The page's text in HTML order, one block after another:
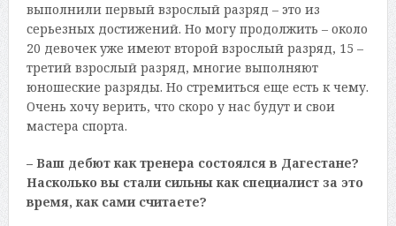
выполнили первый взрослый разряд – это из
серьезных достижений. Но могу продолжить – около
20 девочек уже имеют второй взрослый разряд, 15 –
третий взрослый разряд, многие выполняют
юношеские разряды. Но стремиться еще есть к чему.
Очень хочу верить, что скоро у нас будут и свои
мастера спорта.
– Ваш дебют как тренера состоялся в Дагестане?
Насколько вы стали сильны как специалист за это
время, как сами считаете?